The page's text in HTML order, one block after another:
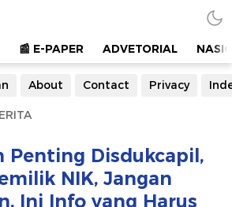
Terkini
📰 E-PAPER ADVETORIAL
About Contact Privacy
Penting Disdukcapil,
NIK, Jangan
Ini Info yang Harus